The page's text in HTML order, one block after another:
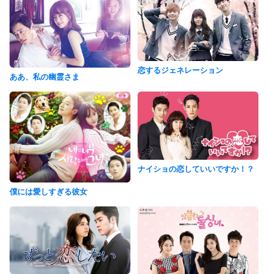
ああ、私の幽霊さま
恋するジェネレーション
僕には愛しすぎる彼女
ナイショの恋していいですか！？